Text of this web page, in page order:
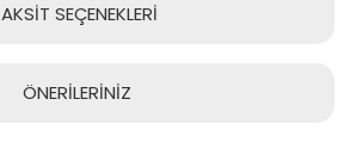
SEÇENEKLERİ
ÖNERİLERİNİZ